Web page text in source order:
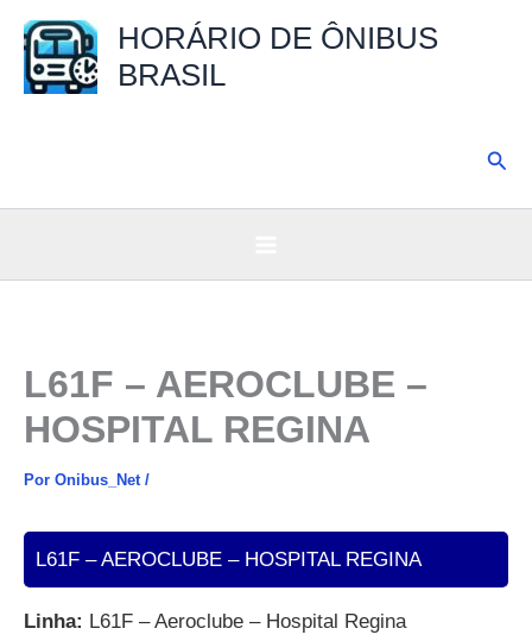
para
HORÁRIO DE ÔNIBUS
BRASIL
L61F – AEROCLUBE –
HOSPITAL REGINA
Por Onibus_Net /
L61F – AEROCLUBE – HOSPITAL REGINA
Linha: L61F – Aeroclube – Hospital Regina